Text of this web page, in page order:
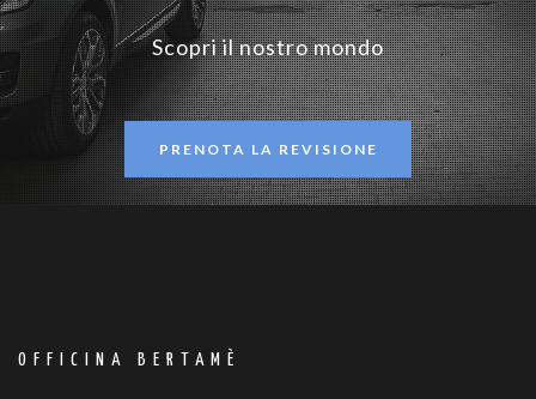
Scopri il nostro mondo
PRENOTA LA REVISIONE
OFFICINA BERTAMÈ